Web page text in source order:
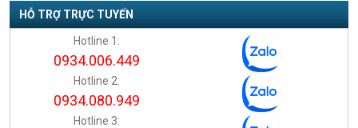
HỖ TRỢ TRỰC TUYẾN
Hotline 1:
0934.006.449
Hotline 2:
0934.080.949
Hotline 3: